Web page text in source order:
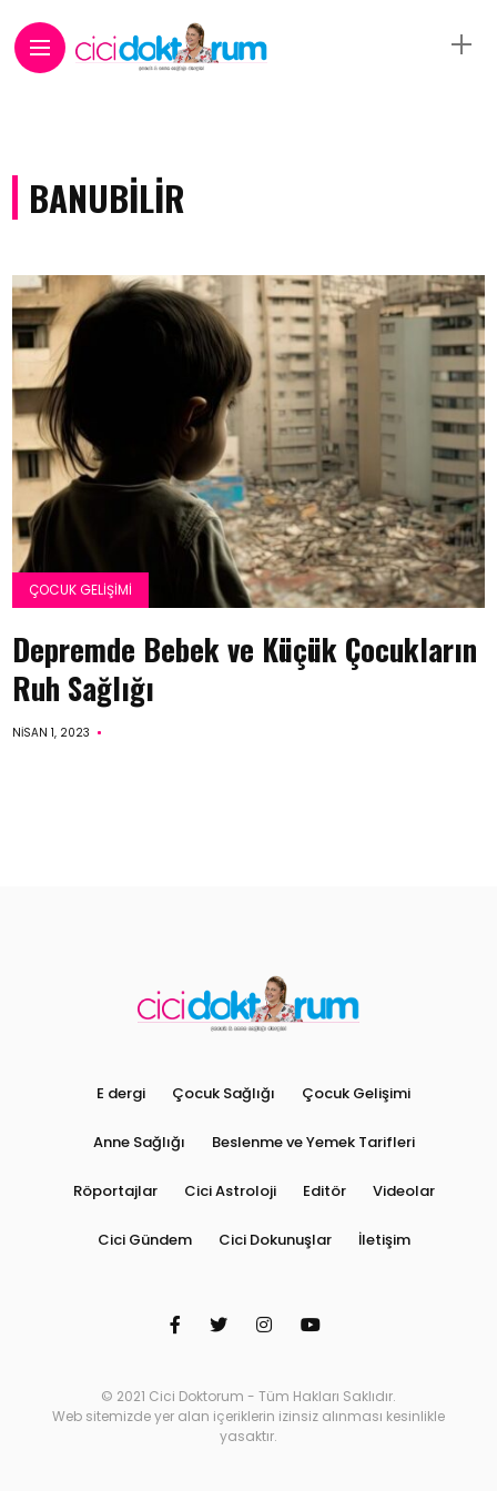
BANUBILIR
ÇOCUK GELIŞIMI
Depremde Bebek ve Küçük Çocukların
Ruh Sağlığı
NISAN 1, 2023
E dergi Çocuk Sağlığı Çocuk Gelişimi
Anne Sağlığı Beslenme ve Yemek Tarifleri
Röportajlar Cici Astroloji Editör Videolar
Cici Gündem Cici Dokunuşlar İletişim
© 2021 Cici Doktorum - Tüm Hakları Saklıdır.
Web sitemizde yer alan içeriklerin izinsiz alınması kesinlikle
yasaktır.